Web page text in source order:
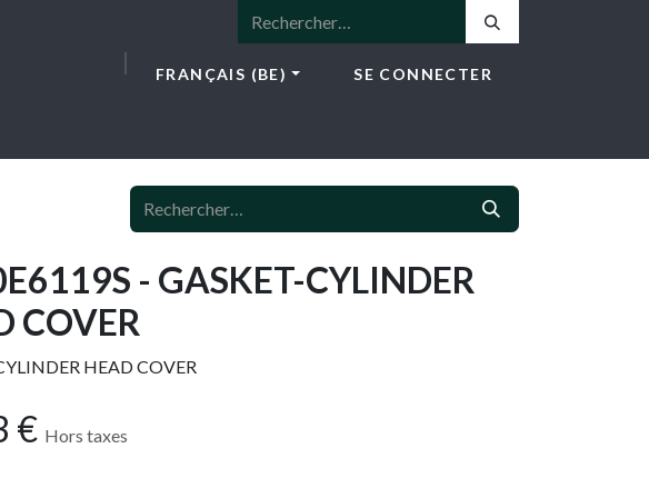
FRANÇAIS (BE) SE CONNECTER
- GASKET-CYLINDER
COVER
HEAD COVER
€ Hors taxes